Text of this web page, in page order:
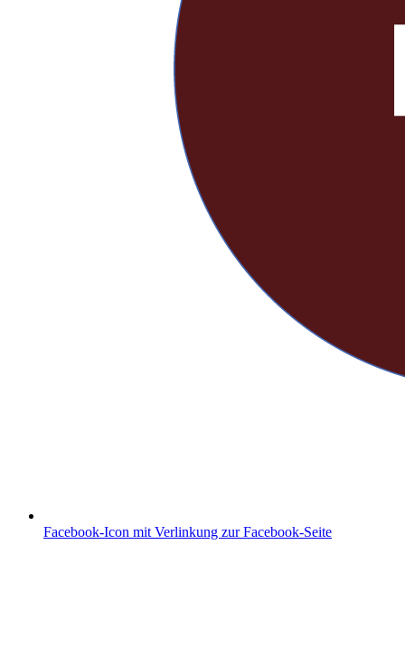
Facebook-Icon mit Verlinkung zur Facebook-Seite